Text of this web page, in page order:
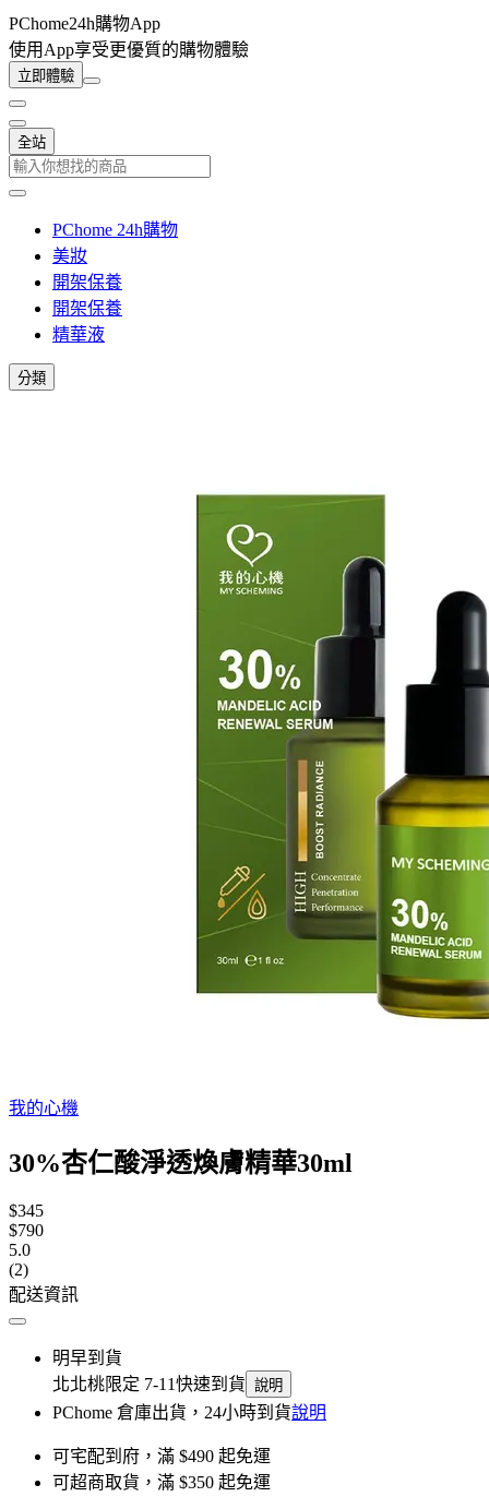
PChome24h購物App
使用App享受更優質的購物體驗
立即體驗
全站
PChome 24h購物
美妝
開架保養
開架保養
精華液
分類
我的心機
30%杏仁酸淨透煥膚精華30ml
$345
$790
5.0
(2)
配送資訊
明早到貨
北北桃限定 7-11快速到貨 說明
PChome 倉庫出貨，24小時到貨說明
可宅配到府，滿 $490 起免運
可超商取貨，滿 $350 起免運